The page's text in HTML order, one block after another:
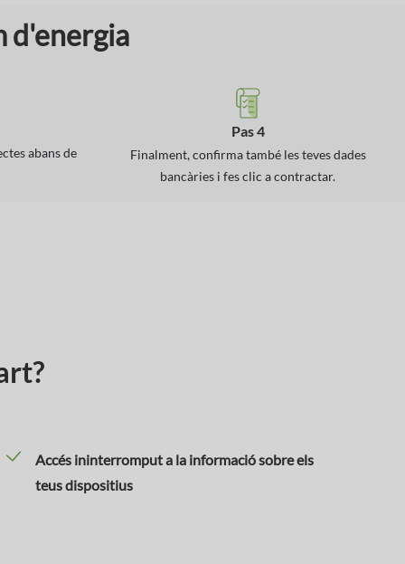
d'energia
abans de
Pas 4
Finalment, confirma també les teves dades
bancàries i fes clic a contractar.
Accés ininterromput a la informació sobre els
teus dispositius